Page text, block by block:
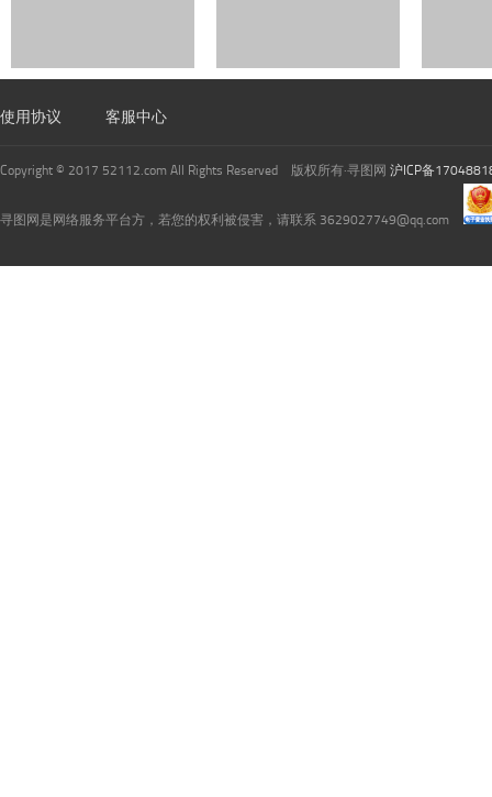
使用协议 客服中心
Copyright © 2017 52112.com All Rights Reserved 版权所有·寻图网 沪ICP备
寻图网是网络服务平台方，若您的权利被侵害，请联系 3629027749@qq.com